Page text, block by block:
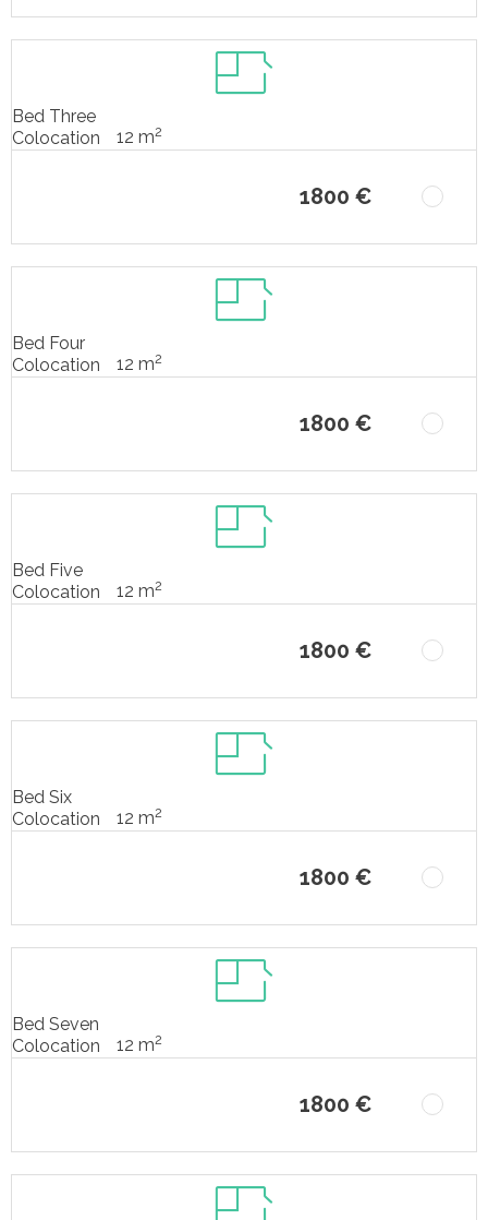
Bed Three
Colocation
12 m2
1800 €
Bed Four
Colocation
12 m2
1800 €
Bed Five
Colocation
12 m2
1800 €
Bed Six
Colocation
12 m2
1800 €
Bed Seven
Colocation
12 m2
1800 €